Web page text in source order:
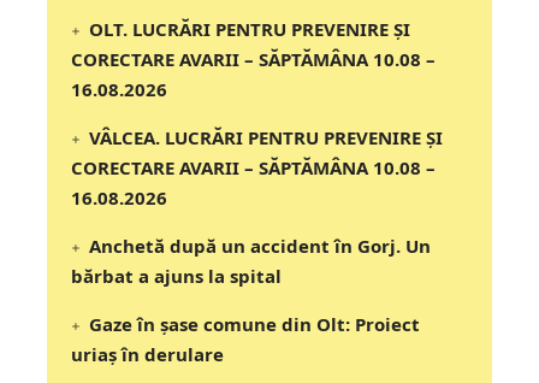
OLT. LUCRĂRI PENTRU PREVENIRE ȘI
CORECTARE AVARII – SĂPTĂMÂNA 10.08 –
16.08.2026
VÂLCEA. LUCRĂRI PENTRU PREVENIRE ȘI
CORECTARE AVARII – SĂPTĂMÂNA 10.08 –
16.08.2026
Anchetă după un accident în Gorj. Un
bărbat a ajuns la spital
Gaze în șase comune din Olt: Proiect
uriaș în derulare